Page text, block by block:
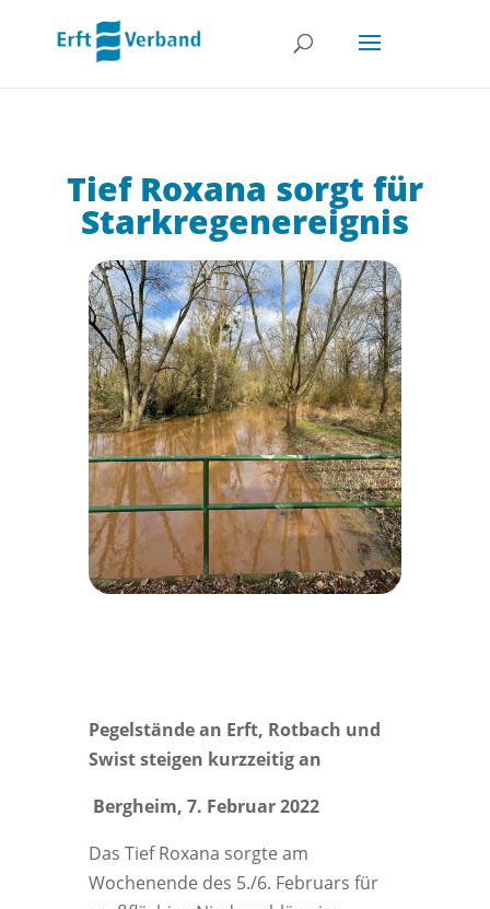
Tief Roxana sorgt für
Starkregenereignis
Pegelstände an Erft, Rotbach und
Swist steigen kurzzeitig an
Bergheim, 7. Februar 2022
Das Tief Roxana sorgte am
Wochenende des 5./6. Februars für